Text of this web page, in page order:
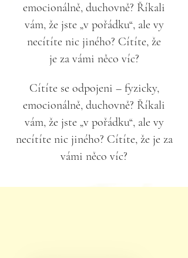
emocionálně, duchovně? Říkali
vám, že jste „v pořádku“, ale vy
necítíte nic jiného? Cítíte, že
je za vámi něco víc?
Cítíte se odpojeni – fyzicky,
emocionálně, duchovně? Říkali
vám, že jste „v pořádku“, ale vy
necítíte nic jiného? Cítíte, že je za
vámi něco víc?